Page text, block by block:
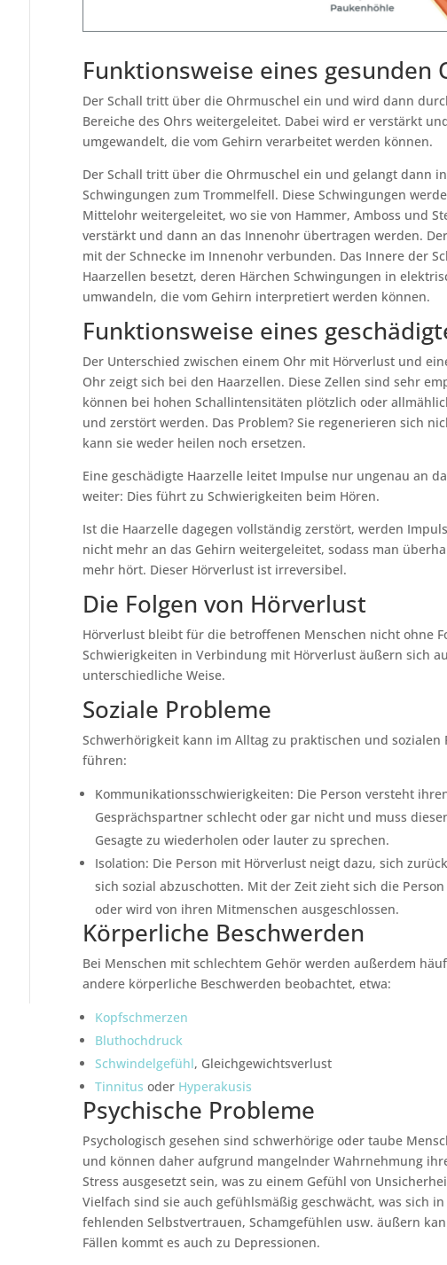
Funktionsweise eines gesunden
Der Schall tritt über die Ohrmuschel ein und wird dann
Bereiche des Ohrs weitergeleitet. Dabei wird er verstärkt
umgewandelt, die vom Gehirn verarbeitet werden können.
Der Schall tritt über die Ohrmuschel ein und gelangt dann
Schwingungen zum Trommelfell. Diese Schwingungen
Mittelohr weitergeleitet, wo sie von Hammer, Amboss und
verstärkt und dann an das Innenohr übertragen werden.
mit der Schnecke im Innenohr verbunden. Das Innere der
Haarzellen besetzt, deren Härchen Schwingungen in
umwandeln, die vom Gehirn interpretiert werden können.
Funktionsweise eines
Der Unterschied zwischen einem Ohr mit Hörverlust und
Ohr zeigt sich bei den Haarzellen. Diese Zellen sind sehr
können bei hohen Schallintensitäten plötzlich oder
und zerstört werden. Das Problem? Sie regenerieren sich
kann sie weder heilen noch ersetzen.
Eine geschädigte Haarzelle leitet Impulse nur ungenau an
weiter: Dies führt zu Schwierigkeiten beim Hören.
Ist die Haarzelle dagegen vollständig zerstört, werden
nicht mehr an das Gehirn weitergeleitet, sodass man
mehr hört. Dieser Hörverlust ist irreversibel.
Die Folgen von Hörverlust
Hörverlust bleibt für die betroffenen Menschen nicht ohne
Schwierigkeiten in Verbindung mit Hörverlust äußern sich
unterschiedliche Weise.
Soziale Probleme
Schwerhörigkeit kann im Alltag zu praktischen und sozialen
führen:
Kommunikationsschwierigkeiten: Die Person versteht
Gesprächspartner schlecht oder gar nicht und muss
Gesagte zu wiederholen oder lauter zu sprechen.
Isolation: Die Person mit Hörverlust neigt dazu, sich
sich sozial abzuschotten. Mit der Zeit zieht sich die
oder wird von ihren Mitmenschen ausgeschlossen.
Körperliche Beschwerden
Bei Menschen mit schlechtem Gehör werden außerdem
andere körperliche Beschwerden beobachtet, etwa:
Kopfschmerzen
Bluthochdruck
Schwindelgefühl, Gleichgewichtsverlust
Tinnitus oder Hyperakusis
Psychische Probleme
Psychologisch gesehen sind schwerhörige oder taube
und können daher aufgrund mangelnder Wahrnehmung
Stress ausgesetzt sein, was zu einem Gefühl von
Vielfach sind sie auch gefühlsmäßig geschwächt, was sich
fehlenden Selbstvertrauen, Schamgefühlen usw. äußern
Fällen kommt es auch zu Depressionen.